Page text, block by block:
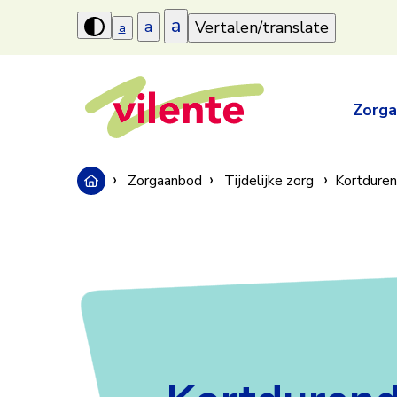
Hoog
contrast
aanzetten
a a a Vertalen/translate
Zorgaanbod Tijdelijke zorg